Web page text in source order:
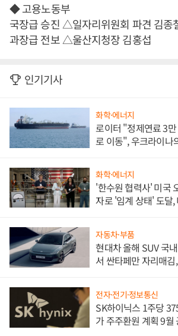
◆ 고용노동부
국장급 승진 △일자리위원회 파견 김종
과장급 전보 △울산지청장 김홍섭
인기기사
화학·에너지
로이터 "정제연료 3
로 이동", 우크라이나
화학·에너지
'한수원 협력사' 미국
자로 '임계 상태' 도달
자동차·부품
현대차 올해 SUV 국
서 싼타페만 자리매
전자·전기·정보통신
SK하이닉스 1주당
가 주주환원 계획 9월